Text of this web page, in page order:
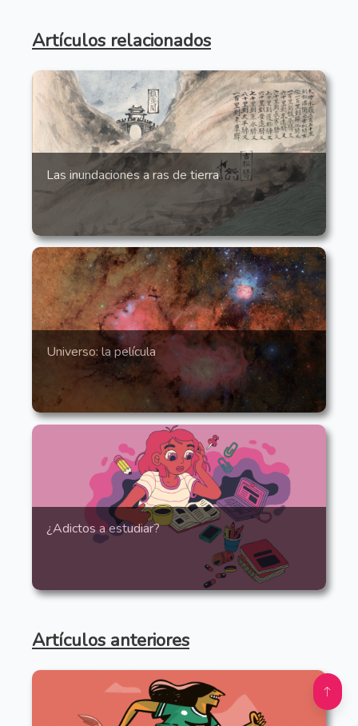
Artículos relacionados
Las inundaciones a ras de tierra
Universo: la película
¿Adictos a estudiar?
Artículos anteriores